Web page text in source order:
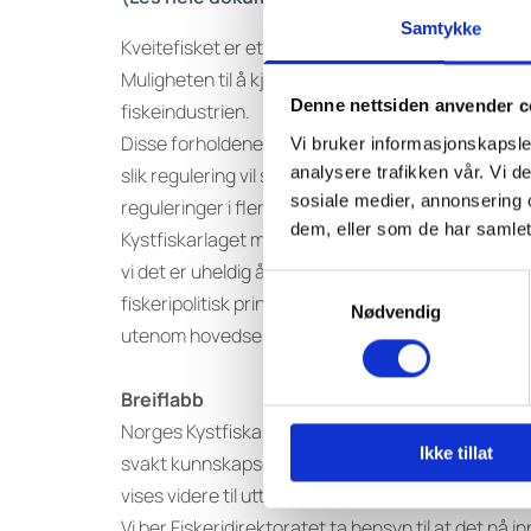
Samtykke
Denne nettsiden anvender
Vi bruker
analysere trafikken vår. Vi
sosiale medier,
dem, eller som de har
Samtykkevalg
Nødvendig
Ikke tillat
Kveitefisket er et svært viktig fiskeri for den
Muligheten til å kjøpe kveite gjennom
fiskeindustrien.
Disse forholdene bør veie tungt når nye
slik regulering vil således utradere direktefisket
reguleringer i flere andre fiskerier.
Kystfiskarlaget mener fartøykvoten må ligge
vi det er uheldig å trekke bifangst fra
fiskeripolitisk prinsipp å stimulere til mer
utenom hovedsesongene.
Breiflabb
Norges Kystfiskarlag støtter ikke forslagene og
svakt kunnskapsgrunnlag rundt
vises videre til uttalelser fra